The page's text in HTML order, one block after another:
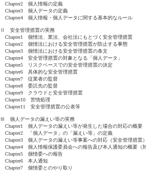
Chapter2 個人情報の定義
Chapter3 個人データの定義
Chapter4 個人情報・個人データに関する基本的なルール
Ⅱ 安全管理措置の実務
Chapter1 個情法、業法、会社法にもとづく安全管理措置
Chapter2 個情法における安全管理措置が防止する事態
Chapter3 個情法における安全管理措置の条文
Chapter4 安全管理措置の対象となる「個人データ」
Chapter5 リスクベースでの安全管理措置の決定
Chapter6 具体的な安全管理措置
Chapter7 従業者の監督
Chapter8 委託先の監督
Chapter9 クラウドと安全管理措置
Chapter10 苦情処理
Chapter11 安全管理措置の公表等
Ⅲ 個人データの漏えい等の実務
Chapter1 個人データの漏えい等が発生した場合の対応の概要
Chapter2 「個人データ」の「漏えい等」の定義
Chapter3 個人データの漏えい等事案への対応（安全管理措置）
Chapter4 個人情報保護委員会への報告及び本人通知の概要（対
Chapter5 個情委への報告
Chapter6 本人通知
Chapter7 個情委とのやり取り